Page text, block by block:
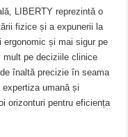
LIBERTY reprezintă o
fizice și a expunerii la
ergonomic și mai sigur pe
mult pe deciziile clinice
înaltă precizie în seama
umană și
orizonturi pentru eficiența